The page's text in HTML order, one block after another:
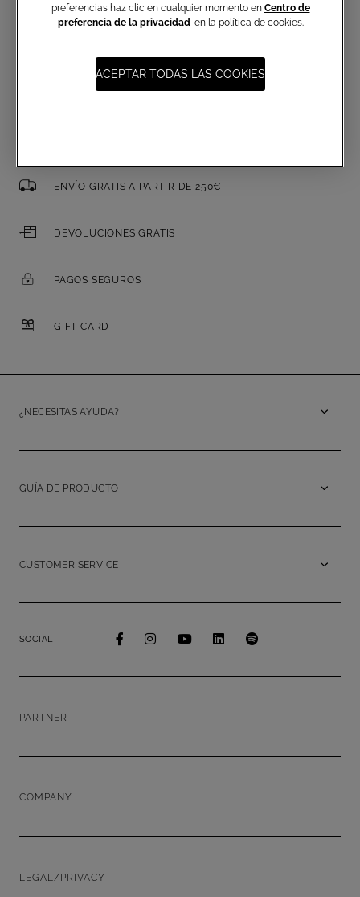
ENVÍO GRATIS A PARTIR DE 250€
DEVOLUCIONES GRATIS
PAGOS SEGUROS
GIFT CARD
¿NECESITAS AYUDA?
GUÍA DE PRODUCTO
CUSTOMER SERVICE
SOCIAL
PARTNER
COMPANY
LEGAL/PRIVACY
preferencias haz clic en cualquier momento en Centro de
preferencia de la privacidad en la política de cookies.
ACEPTAR TODAS LAS COOKIES